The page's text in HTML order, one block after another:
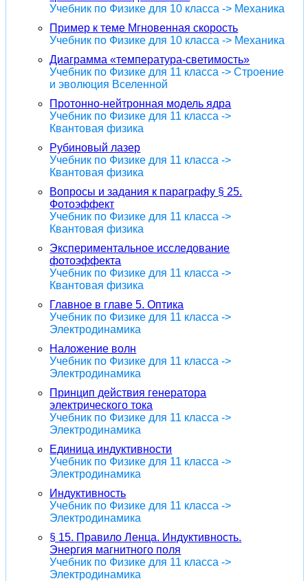
Учебник по Физике для 10 класса -> Механика
Пример к теме Мгновенная скорость
Учебник по Физике для 10 класса -> Механика
Диаграмма «температура-светимость»
Учебник по Физике для 11 класса -> Строение
и эволюция Вселенной
Протонно-нейтронная модель ядра
Учебник по Физике для 11 класса ->
Квантовая физика
Рубиновый лазер
Учебник по Физике для 11 класса ->
Квантовая физика
Вопросы и задания к параграфу § 25.
Фотоэффект
Учебник по Физике для 11 класса ->
Квантовая физика
Экспериментальное исследование
фотоэффекта
Учебник по Физике для 11 класса ->
Квантовая физика
Главное в главе 5. Оптика
Учебник по Физике для 11 класса ->
Электродинамика
Наложение волн
Учебник по Физике для 11 класса ->
Электродинамика
Принцип действия генератора
электрического тока
Учебник по Физике для 11 класса ->
Электродинамика
Единица индуктивности
Учебник по Физике для 11 класса ->
Электродинамика
Индуктивность
Учебник по Физике для 11 класса ->
Электродинамика
§ 15. Правило Ленца. Индуктивность.
Энергия магнитного поля
Учебник по Физике для 11 класса ->
Электродинамика